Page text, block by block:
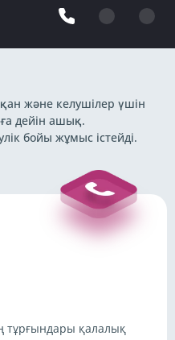
және келушілер үшін
дейін ашық.
бойы жұмыс істейді.
тұрғындары қалалық